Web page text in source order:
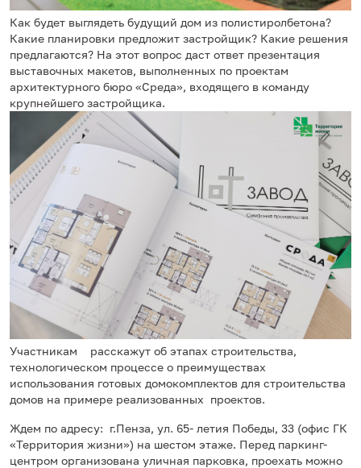
Как будет выглядеть будущий дом из полистиролбетона?
Какие планировки предложит застройщик? Какие решения
предлагаются? На этот вопрос даст ответ презентация
выставочных макетов, выполненных по проектам
архитектурного бюро «Среда», входящего в команду
крупнейшего застройщика.
Участникам расскажут об этапах строительства,
технологическом процессе о преимуществах
использования готовых домокомплектов для строительства
домов на примере реализованных проектов.
Ждем по адресу: г.Пенза, ул. 65- летия Победы, 33 (офис ГК
«Территория жизни») на шестом этаже. Перед паркинг-
центром организована уличная парковка, проехать можно